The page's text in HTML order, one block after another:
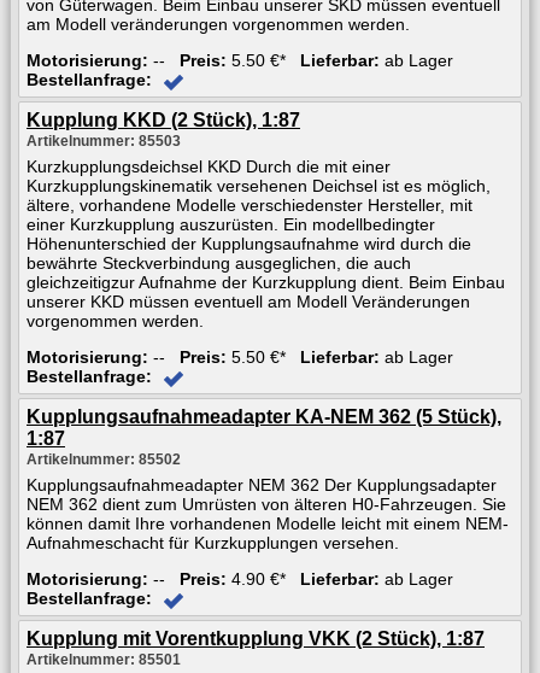
von Güterwagen. Beim Einbau unserer SKD müssen eventuell
am Modell veränderungen vorgenommen werden.
Motorisierung: -- Preis: 5.50 €* Lieferbar: ab Lager
Bestellanfrage:
Kupplung KKD (2 Stück), 1:87
Artikelnummer: 85503
Kurzkupplungsdeichsel KKD Durch die mit einer
Kurzkupplungskinematik versehenen Deichsel ist es möglich,
ältere, vorhandene Modelle verschiedenster Hersteller, mit
einer Kurzkupplung auszurüsten. Ein modellbedingter
Höhenunterschied der Kupplungsaufnahme wird durch die
bewährte Steckverbindung ausgeglichen, die auch
gleichzeitigzur Aufnahme der Kurzkupplung dient. Beim Einbau
unserer KKD müssen eventuell am Modell Veränderungen
vorgenommen werden.
Motorisierung: -- Preis: 5.50 €* Lieferbar: ab Lager
Bestellanfrage:
Kupplungsaufnahmeadapter KA-NEM 362 (5 Stück),
1:87
Artikelnummer: 85502
Kupplungsaufnahmeadapter NEM 362 Der Kupplungsadapter
NEM 362 dient zum Umrüsten von älteren H0-Fahrzeugen. Sie
können damit Ihre vorhandenen Modelle leicht mit einem NEM-
Aufnahmeschacht für Kurzkupplungen versehen.
Motorisierung: -- Preis: 4.90 €* Lieferbar: ab Lager
Bestellanfrage:
Kupplung mit Vorentkupplung VKK (2 Stück), 1:87
Artikelnummer: 85501